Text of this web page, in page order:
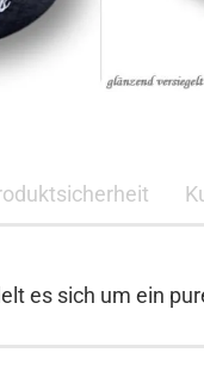
es sich um ein